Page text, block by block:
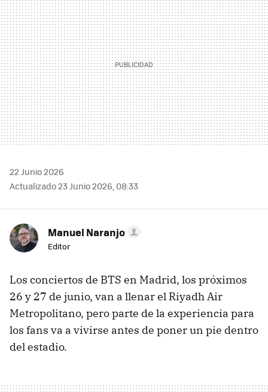
22 Junio 2026
Actualizado 23 Junio 2026, 08:33
Manuel Naranjo
Editor
Los conciertos de BTS en Madrid, los próximos
26 y 27 de junio, van a llenar el Riyadh Air
Metropolitano, pero parte de la experiencia para
los fans va a vivirse antes de poner un pie dentro
del estadio.